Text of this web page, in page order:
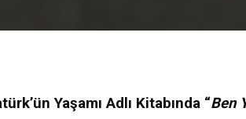
Yaşamı Adlı Kitabında “Ben